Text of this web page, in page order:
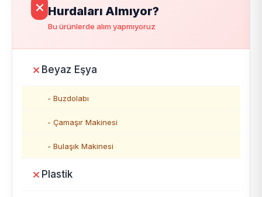
Hurdaları Almıyor?
Bu ürünlerde alım yapmıyoruz
Beyaz Eşya
- Buzdolabı
- Çamaşır Makinesi
- Bulaşık Makinesi
Plastik